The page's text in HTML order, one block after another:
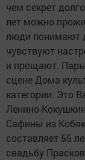
чем секрет
лет можно
люди понимают
чувствуют
и прощают.
сцене Дома
категории. Это
Ленино-
Сафины из
составляет 55
свадьбу